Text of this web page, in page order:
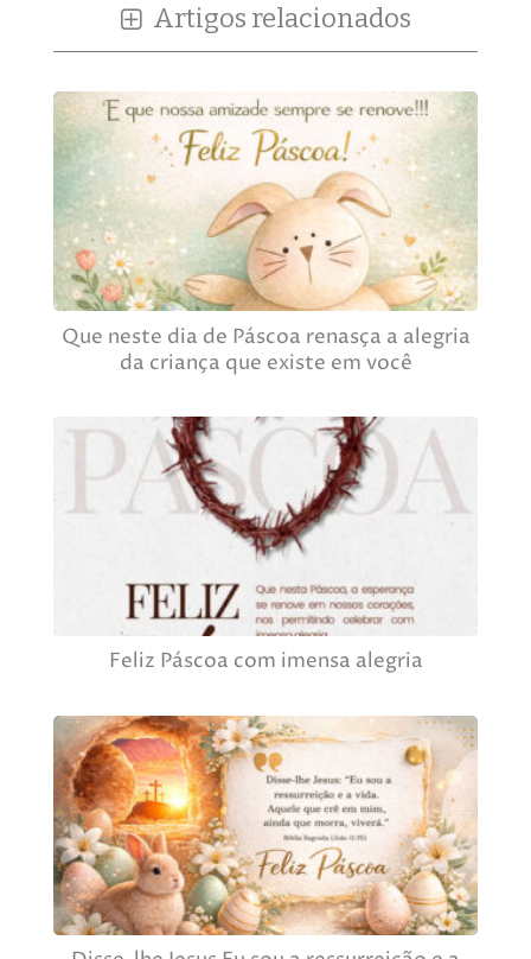
Artigos relacionados
Que neste dia de Páscoa renasça a alegria
da criança que existe em você
Feliz Páscoa com imensa alegria